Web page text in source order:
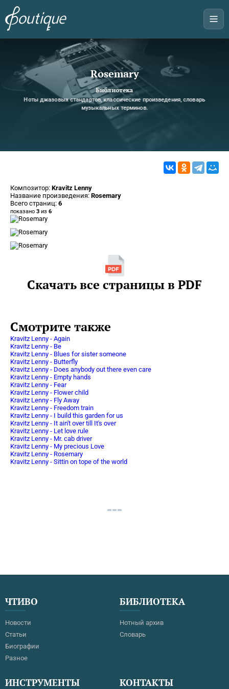
Rosemary
Библиотека
Ноты джазовых стандартов, классические произведения, словарь
музыкальных терминов.
Композитор: Kravitz Lenny
Название произведения: Rosemary
Всего страниц: 6
показано 3 из 6
Скачать все страницы в PDF
Смотрите также
Kravitz Lenny - Again
Kravitz Lenny - Be
Kravitz Lenny - Blues for sister someone
Kravitz Lenny - Butterfly
Kravitz Lenny - Does anybody out there even care
Kravitz Lenny - Empty hands
Kravitz Lenny - Fear
Kravitz Lenny - Flower child
Kravitz Lenny - Fly Away
Kravitz Lenny - Freedom train
Kravitz Lenny - I build this garden for us
Kravitz Lenny - It ain't over till It's over
Kravitz Lenny - Let love rule
Kravitz Lenny - Mr. cab driver
Kravitz Lenny - My precious Love
Kravitz Lenny - Rosemary
Kravitz Lenny - Sittin on tope of the world
ЧТИВО
Новости
Статьи
Биографии
Разное
БИБЛИОТЕКА
Нотный архив
Словарь
ИНСТРУМЕНТЫ КОНТАКТЫ